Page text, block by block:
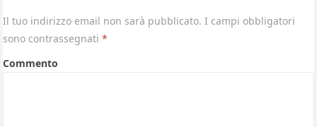
Il tuo indirizzo email non sarà pubblicato. I campi obbligatori
sono contrassegnati*
Commento